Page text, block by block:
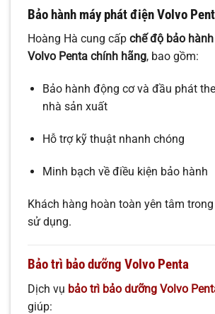
Bảo hành máy phát điện Volvo
Hoàng Hà cung cấp chế độ bảo
Volvo Penta chính hãng, bao gồm:
Bảo hành động cơ và đầu phát
nhà sản xuất
Hỗ trợ kỹ thuật nhanh chóng
Minh bạch về điều kiện bảo hành
Khách hàng hoàn toàn yên tâm
sử dụng.
Bảo trì bảo dưỡng Volvo Penta
Dịch vụ bảo trì bảo dưỡng Volvo
giúp: